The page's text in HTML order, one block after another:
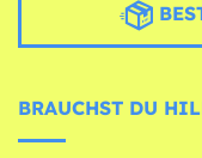
BRAUCHST DU